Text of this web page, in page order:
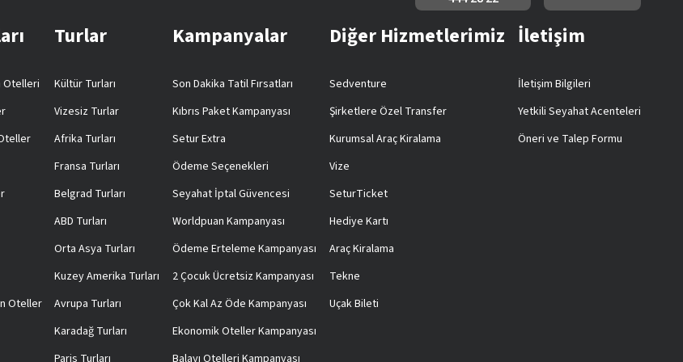
Otelleri
Oteller
Turlar
Kültür Turları
Vizesiz Turlar
Afrika Turları
Fransa Turları
Belgrad Turları
ABD Turları
Orta Asya Turları
Kuzey Amerika Turları
Avrupa Turları
Karadağ Turları
Paris Turları
Kampanyalar
Son Dakika Tatil Fırsatları
Kıbrıs Paket Kampanyası
Setur Extra
Ödeme Seçenekleri
Seyahat İptal Güvencesi
Worldpuan Kampanyası
Ödeme Erteleme Kampanyası
2 Çocuk Ücretsiz Kampanyası
Çok Kal Az Öde Kampanyası
Ekonomik Oteller Kampanyası
Balayı Otelleri Kampanyası
Diğer Hizmetlerimiz
Sedventure
Şirketlere Özel Transfer
Kurumsal Araç Kiralama
Vize
SeturTicket
Hediye Kartı
Araç Kiralama
Tekne
Uçak Bileti
İletişim
İletişim Bilgileri
Yetkili Seyahat Acenteleri
Öneri ve Talep Formu